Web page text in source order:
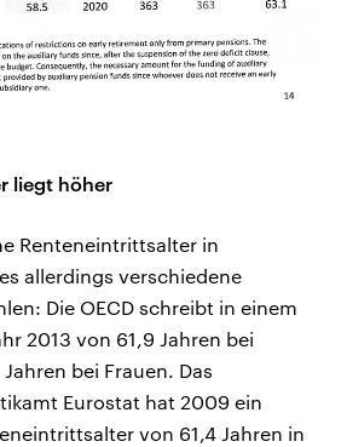
liegt höher
Renteneintrittsalter in
allerdings verschiedene
Die OECD schreibt in einem
2013 von 61,9 Jahren bei
bei Frauen. Das
Eurostat hat 2009 ein
von 61,4 Jahren in